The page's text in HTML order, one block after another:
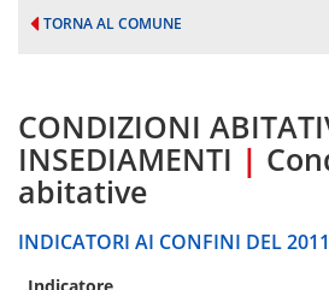
TORNA AL COMUNE
CONDIZIONI
INSEDIAMENTI |
abitative
INDICATORI AI CONFINI DEL 2011